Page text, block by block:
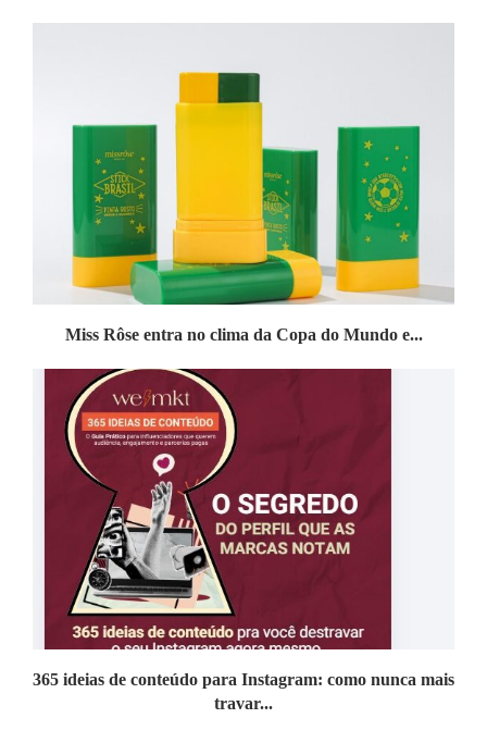
Miss Rôse entra no clima da Copa do Mundo e...
365 ideias de conteúdo para Instagram: como nunca mais
travar...